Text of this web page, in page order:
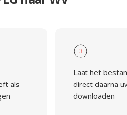
als
3
Laat het
direct daarna
downloaden